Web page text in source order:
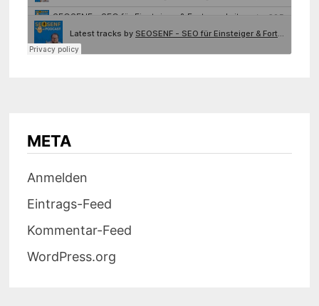
META
Anmelden
Eintrags-Feed
Kommentar-Feed
WordPress.org